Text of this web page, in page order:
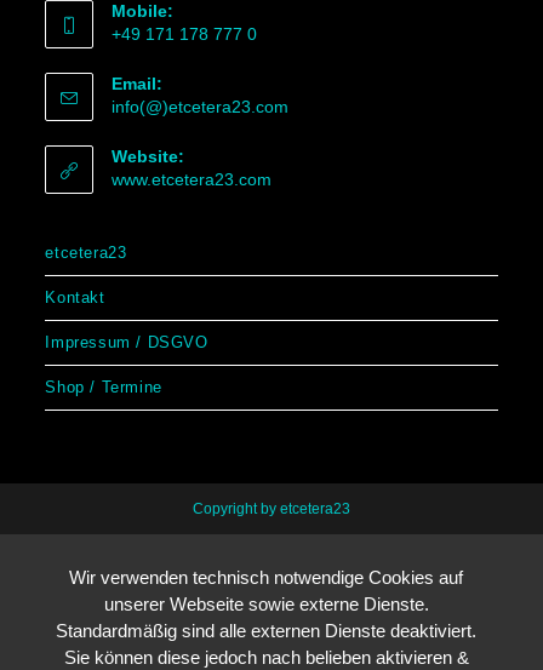
Mobile:
+49 171 178 777 0
Email:
info(@)etcetera23.com
Website:
www.etcetera23.com
etcetera23
Kontakt
Impressum / DSGVO
Shop / Termine
Copyright by etcetera23
Wir verwenden technisch notwendige Cookies auf
unserer Webseite sowie externe Dienste.
Standardmäßig sind alle externen Dienste deaktiviert.
Sie können diese jedoch nach belieben aktivieren &